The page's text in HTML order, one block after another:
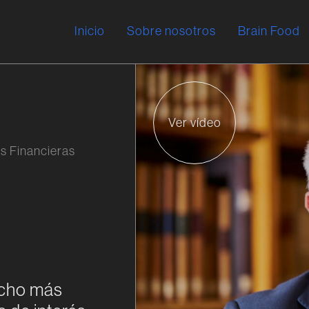
Inicio Sobre nosotros Brain Food
Financieras
más
Ver vídeo